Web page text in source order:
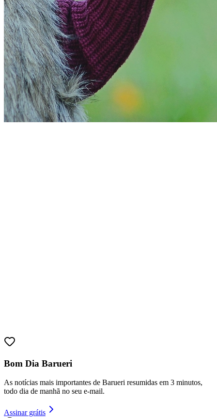
Bahia
Bom Dia Barueri
As notícias mais importantes de Barueri resumidas em 3 minutos,
todo dia de manhã no seu e-mail.
Assinar grátis